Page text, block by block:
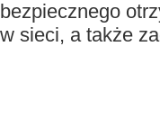
bezpiecznego
w sieci, a także